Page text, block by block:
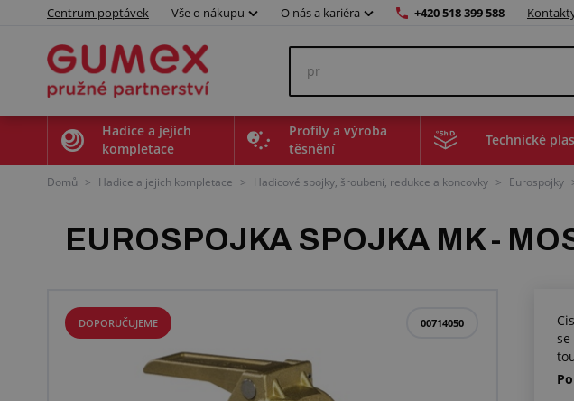
Centrum poptávek Vše o nákupu O nás a kariéra +420 518 399 588
Hadice a jejich
kompletace
Profily a výroba
těsnění
Technické
Domů > Hadice a jejich kompletace > Hadicové spojky, šroubení, redukce a koncovky > Eurospojky
EUROSPOJKA SPOJKA MK -
00714050
DOPORUČUJEME